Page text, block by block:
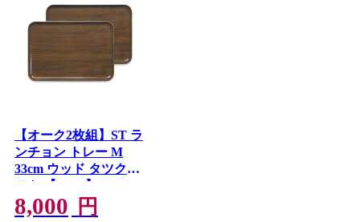
【オーク2枚組】ST ラ
ンチョン トレー M
33cm ウッド タツクラ
フト 【Tk93】
8,000 円